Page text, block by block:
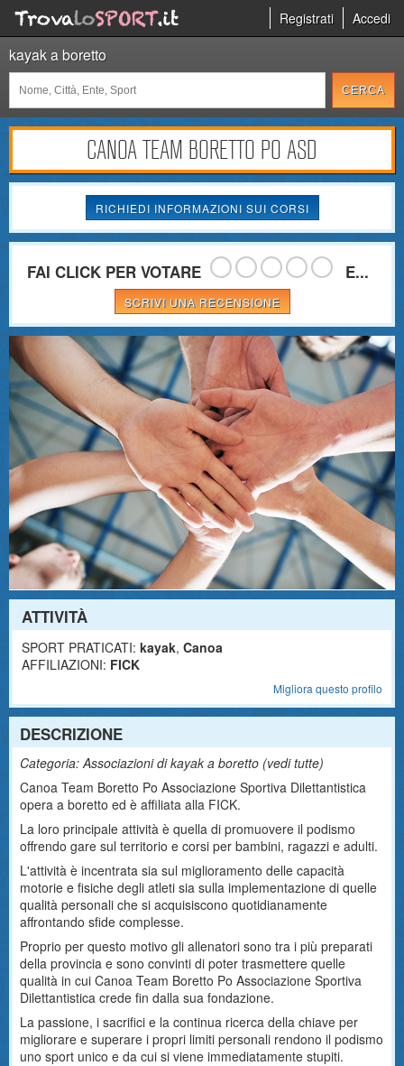
Registrati Accedi
kayak a boretto
CANOA TEAM BORETTO PO ASD
RICHIEDI INFORMAZIONI SUI CORSI
FAI CLICK PER VOTARE E...
SCRIVI UNA RECENSIONE
ATTIVITÀ
SPORT PRATICATI: kayak, Canoa
AFFILIAZIONI: FICK
Migliora questo profilo
DESCRIZIONE
Categoria: Associazioni di kayak a boretto (vedi tutte)
Canoa Team Boretto Po Associazione Sportiva Dilettantistica
opera a boretto ed è affiliata alla FICK.
La loro principale attività è quella di promuovere il podismo
offrendo gare sul territorio e corsi per bambini, ragazzi e adulti.
L'attività è incentrata sia sul miglioramento delle capacità
motorie e fisiche degli atleti sia sulla implementazione di quelle
qualità personali che si acquisiscono quotidianamente
affrontando sfide complesse.
Proprio per questo motivo gli allenatori sono tra i più preparati
della provincia e sono convinti di poter trasmettere quelle
qualità in cui Canoa Team Boretto Po Associazione Sportiva
Dilettantistica crede fin dalla sua fondazione.
La passione, i sacrifici e la continua ricerca della chiave per
migliorare e superare i propri limiti personali rendono il podismo
uno sport unico e da cui si viene immediatamente stupiti.